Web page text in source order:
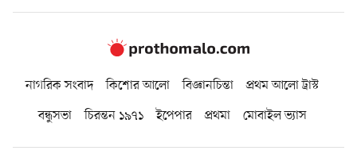
নাগরিক সংবাদ কিশোর আলো বিজ্ঞানচিন্তা
প্রথম আলো ট্রাস্ট
বন্ধুসভা
চিরন্তন ১৯৭১ ইপেপার প্রথমা মোবাইল ভ্যাস